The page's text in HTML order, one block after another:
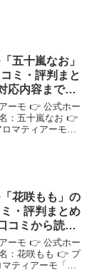
五十嵐なお」
ミ・評判まと
応内容までし
ーモ 👉 公式ホー
：五十嵐なお 👉
マティアーモ
花咲もも」の
・評判まとめ
コミから読み
ーモ 👉 公式ホー
：花咲もも 👉 プ
ティアーモ「花